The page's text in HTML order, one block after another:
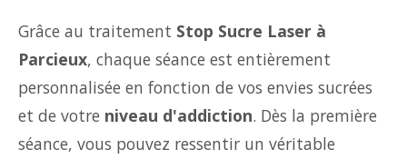
Grâce au traitement Stop Sucre Laser à
Parcieux, chaque séance est entièrement
personnalisée en fonction de vos envies sucrées
et de votre niveau d'addiction. Dès la première
séance, vous pouvez ressentir un véritable